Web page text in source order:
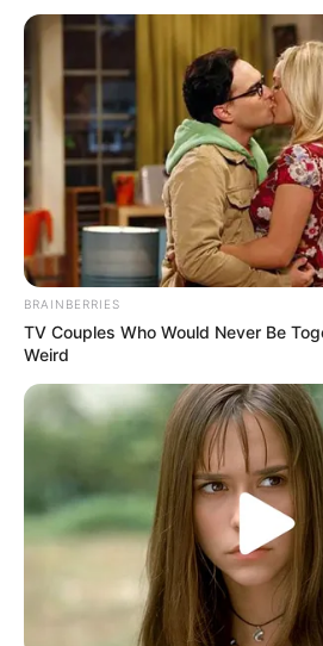
BRAINBERRIES
TV Couples Who Would Never Be
Weird